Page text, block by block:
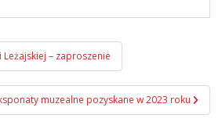
– zaproszenie
muzealne pozyskane w 2023 roku